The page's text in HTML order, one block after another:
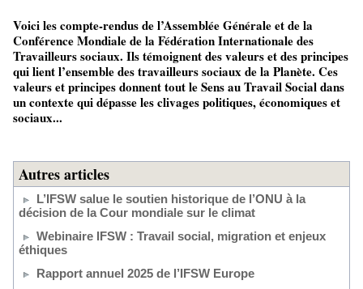
Voici les compte-rendus de l’Assemblée Générale et de la
Conférence Mondiale de la Fédération Internationale des
Travailleurs sociaux. Ils témoignent des valeurs et des principes
qui lient l’ensemble des travailleurs sociaux de la Planète. Ces
valeurs et principes donnent tout le Sens au Travail Social dans
un contexte qui dépasse les clivages politiques, économiques et
sociaux...
Autres articles
L’IFSW salue le soutien historique de l’ONU à la
décision de la Cour mondiale sur le climat
Webinaire IFSW : Travail social, migration et enjeux
éthiques
Rapport annuel 2025 de l’IFSW Europe